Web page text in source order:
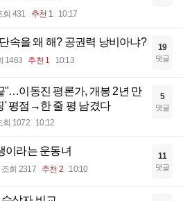
회 431 추천 1 10:17
속을 왜 해? 공권력 낭비아냐?
1463 추천 1 10:13
19
댓글
"…이동진 평론가, 개봉 2년 만
' 평점→한 줄 평 남겼다
회 1072 10:12
5
댓글
이라는 운동녀
조회 2317 추천 2 10:10
11
댓글